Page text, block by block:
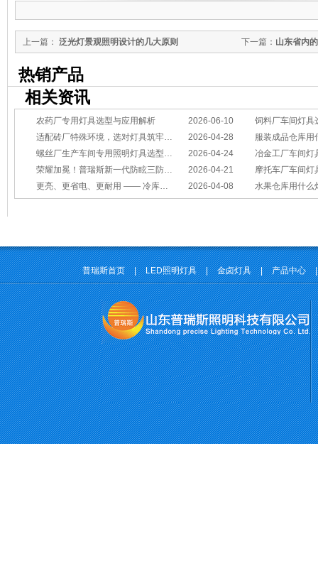
下一篇： 山东省内
上一篇： 泛光灯景观照明设计的几大原则
热销产品
相关资讯
2026-06-10
农药厂专用灯具选型与应用解析
饲料厂车间灯具
2026-04-28
适配砖厂特殊环境，选对灯具筑牢生产安全线
服装成品仓库用
2026-04-24
螺丝厂生产车间专用照明灯具选型方案
冶金工厂车间灯具选型指南：
2026-04-21
荣耀加冕！普瑞斯新一代防眩三防灯BC-L斩获2026阿拉丁神灯奖
摩托车厂车间灯具怎么选？
2026-04-08
更亮、更省电、更耐用 —— 冷库照明优选 水果仓库用什么
普瑞斯首页 | LED照明灯具 | 金卤灯具 | 产品中心 |